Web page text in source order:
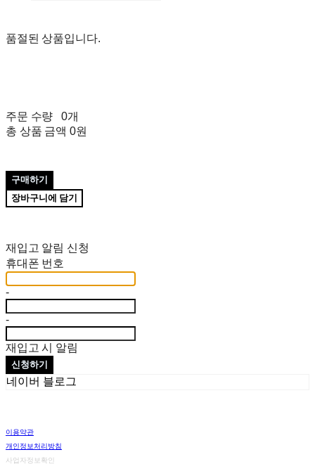
품절된 상품입니다.
주문 수량
0개
총 상품 금액 0원
구매하기
장바구니에 담기
재입고 알림 신청
휴대폰 번호
-
-
재입고 시 알림
신청하기
네이버 블로그
이용약관
개인정보처리방침
사업자정보확인